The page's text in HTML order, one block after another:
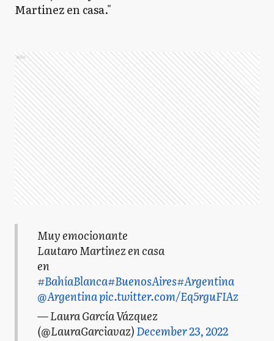
Martinez en casa."
Ads
Muy emocionante
Lautaro Martinez en casa
en
#BahíaBlanca#BuenosAires#Argentina
@Argentinapic.twitter.com/Eq5rguFIAz
— Laura García Vázquez
(@LauraGarciavaz)December 23, 2022